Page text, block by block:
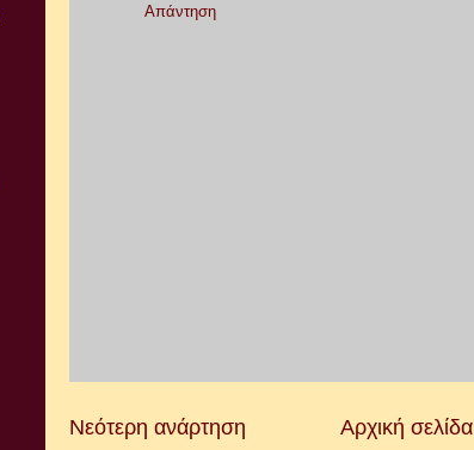
Απάντηση
Νεότερη ανάρτηση Αρχική σελίδα